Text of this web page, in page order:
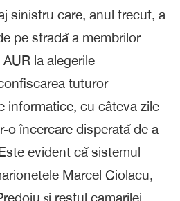
sinistru care, anul trecut, a
pe stradă a membrilor
la alegerile
tuturor
informatice, cu câteva zile
o încercare disperată de a
evident că sistemul
Marcel Ciolacu,
și restul camarilei